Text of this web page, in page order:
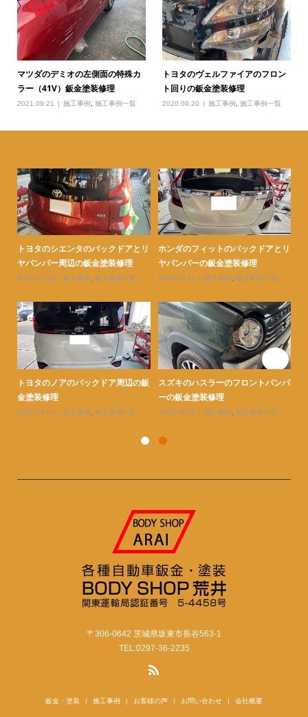
マツダのデミオの左側面の特殊カ
ラー（41V）鈑金塗装修理
2021.09.21 施工事例 施工事例一覧
トヨタのヴェルファイアのフロン
ト回りの鈑金塗装修理
2020.09.20 施工事例 ,施工事例一覧
トヨタのシエンタのバックドアとリ
ヤバンパー周辺の鈑金塗装修理
2026.01.29 施工事例 施工事例一覧
ホンダのフィットのバックドアとリ
ヤバンパーの鈑金塗装修理
2025.05.14 施工事例 施工事例一覧
トヨタのノアのバックドア周辺の鈑
金塗装修理
2025.04.16 施工事例 施工事例一覧
スズキのハスラーのフロントバンパ
ーの鈑金塗装修理
2025.04.09 施工事例 施工事例一覧
〒306-0642 茨城県坂東市長谷563-1
TEL:0297-36-2235
鈑金・塗装 施工事例 お客様の声 お問い合わせ 会社概要